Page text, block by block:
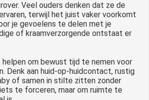
Veel ouders denken dat ze de
terwijl het juist vaker voorkomt
je gevoelens te delen met je
of kraamverzorgende ontstaat er
helpen om bewust tijd te nemen voor
Denk aan huid-op-huidcontact, rustig
of samen in stilte zitten zonder
te forceren, maar om ruimte te